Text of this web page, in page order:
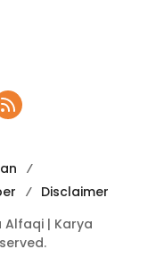
Disclaimer
Alfaqi | Karya